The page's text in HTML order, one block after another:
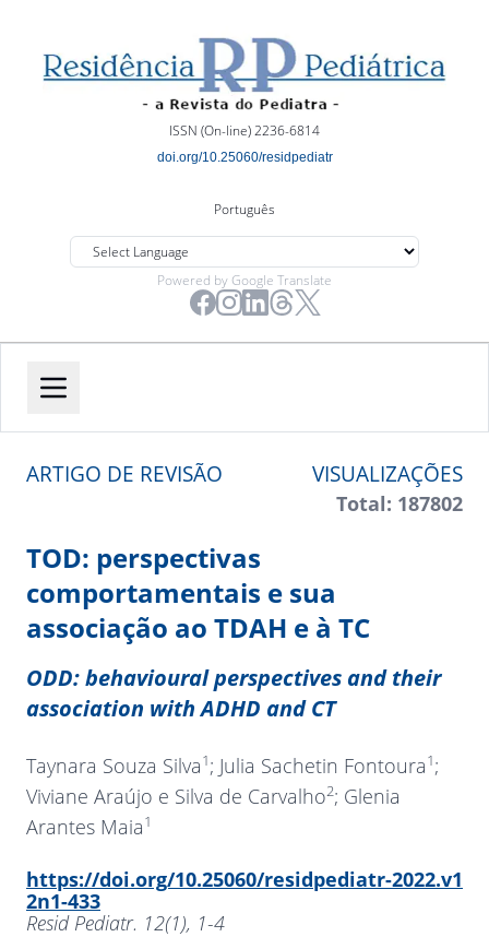
ISSN (On-line) 2236-6814
doi.org/10.25060/residpediatr
Português
Powered by Google Translate
ARTIGO DE REVISÃO VISUALIZAÇÕES
Total: 187802
TOD: perspectivas
comportamentais e sua
associação ao TDAH e à TC
ODD: behavioural perspectives and their
association with ADHD and CT
Taynara Souza Silva1; Julia Sachetin Fontoura1;
Viviane Araújo e Silva de Carvalho2; Glenia
Arantes Maia1
https://doi.org/10.25060/residpediatr-2022.v1
2n1-433
Resid Pediatr. 12(1), 1-4